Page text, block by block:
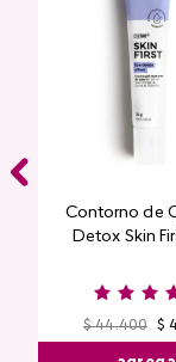
Contorno de
Detox Skin
$ 44.400 $